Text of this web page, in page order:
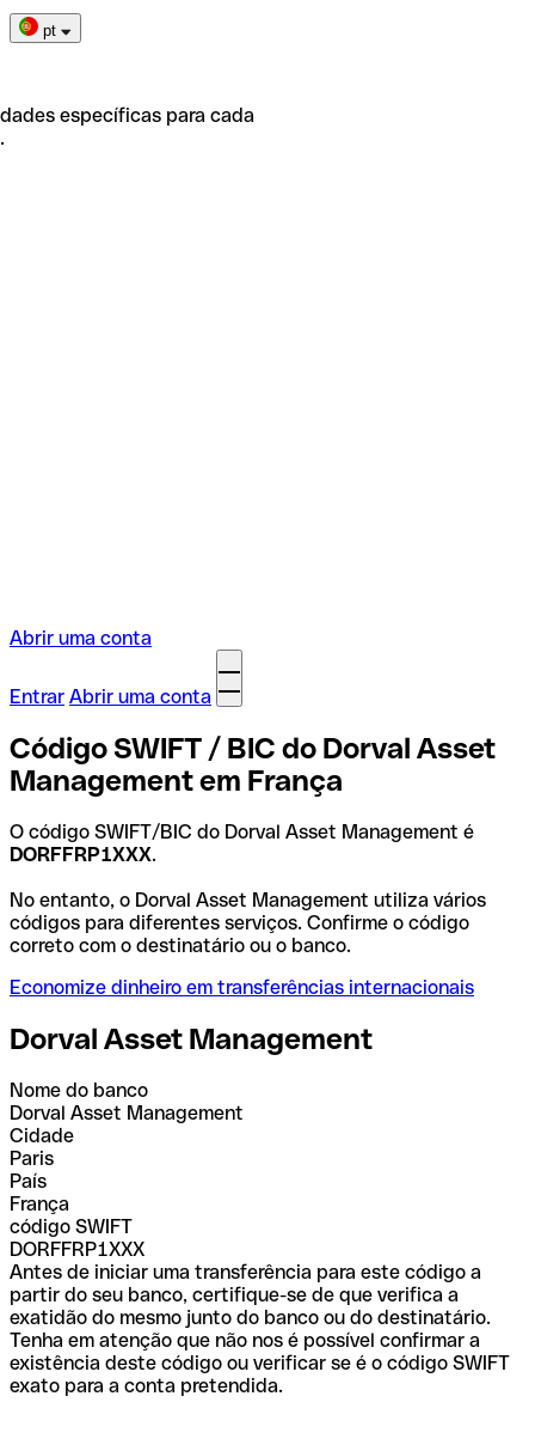
pt
específicas para cada
Abrir uma conta
Entrar Abrir uma conta
Código SWIFT / BIC do Dorval Asset
Management em França
O código SWIFT/BIC do Dorval Asset Management é
DORFFRP1XXX.
No entanto, o Dorval Asset Management utiliza vários
códigos para diferentes serviços. Confirme o código
correto com o destinatário ou o banco.
Economize dinheiro em transferências internacionais
Dorval Asset Management
Nome do banco
Dorval Asset Management
Cidade
Paris
País
França
código SWIFT
DORFFRP1XXX
Antes de iniciar uma transferência para este código a
partir do seu banco, certifique-se de que verifica a
exatidão do mesmo junto do banco ou do destinatário.
Tenha em atenção que não nos é possível confirmar a
existência deste código ou verificar se é o código SWIFT
exato para a conta pretendida.